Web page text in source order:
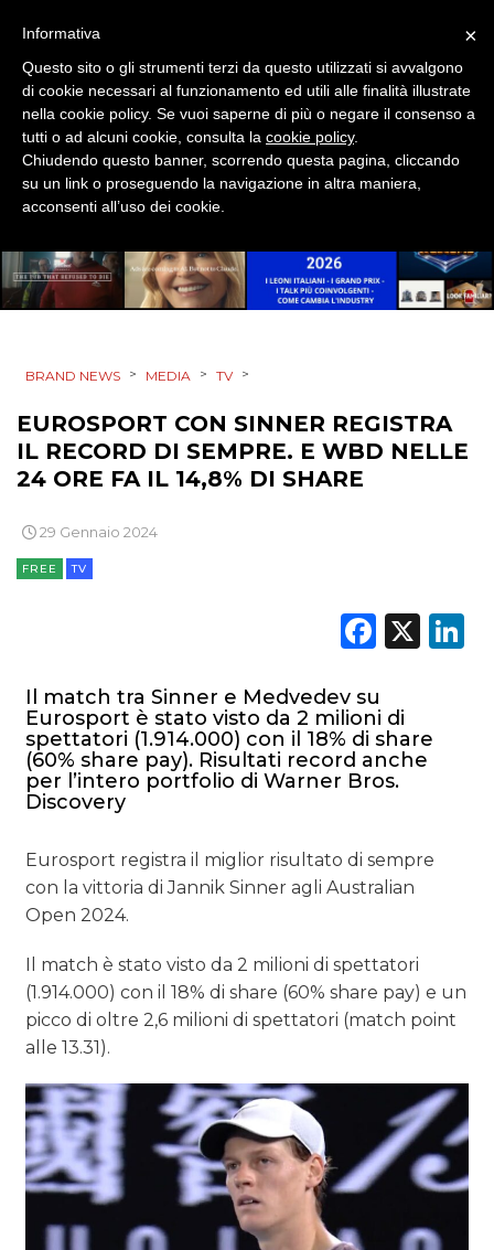
STRATEGIE
CINEMA
EDITORIA
RADIO / AUDIO
TV
PREVISIONI/SCENARI
NORMATIVE
TREND
CASE HISTORY
OPINIONI
BRAND NEWS > MEDIA > TV >
EUROSPORT CON SINNER REGISTRA
IL RECORD DI SEMPRE. E WBD NELLE
24 ORE FA IL 14,8% DI SHARE
29 Gennaio 2024
FREE TV
X
Il match tra Sinner e Medvedev su
Eurosport è stato visto da 2 milioni di
spettatori (1.914.000) con il 18% di share
(60% share pay). Risultati record anche
per l’intero portfolio di Warner Bros.
Discovery
Eurosport registra il miglior risultato di sempre
con la vittoria di Jannik Sinner agli Australian
Open 2024.
Il match è stato visto da 2 milioni di spettatori
(1.914.000) con il 18% di share (60% share pay) e un
picco di oltre 2,6 milioni di spettatori (match point
alle 13.31).
×
Informativa
Questo sito o gli strumenti terzi da questo utilizzati si avvalgono
di cookie necessari al funzionamento ed utili alle finalità illustrate
nella cookie policy. Se vuoi saperne di più o negare il consenso a
tutti o ad alcuni cookie, consulta la cookie policy.
Chiudendo questo banner, scorrendo questa pagina, cliccando
su un link o proseguendo la navigazione in altra maniera,
acconsenti all’uso dei cookie.